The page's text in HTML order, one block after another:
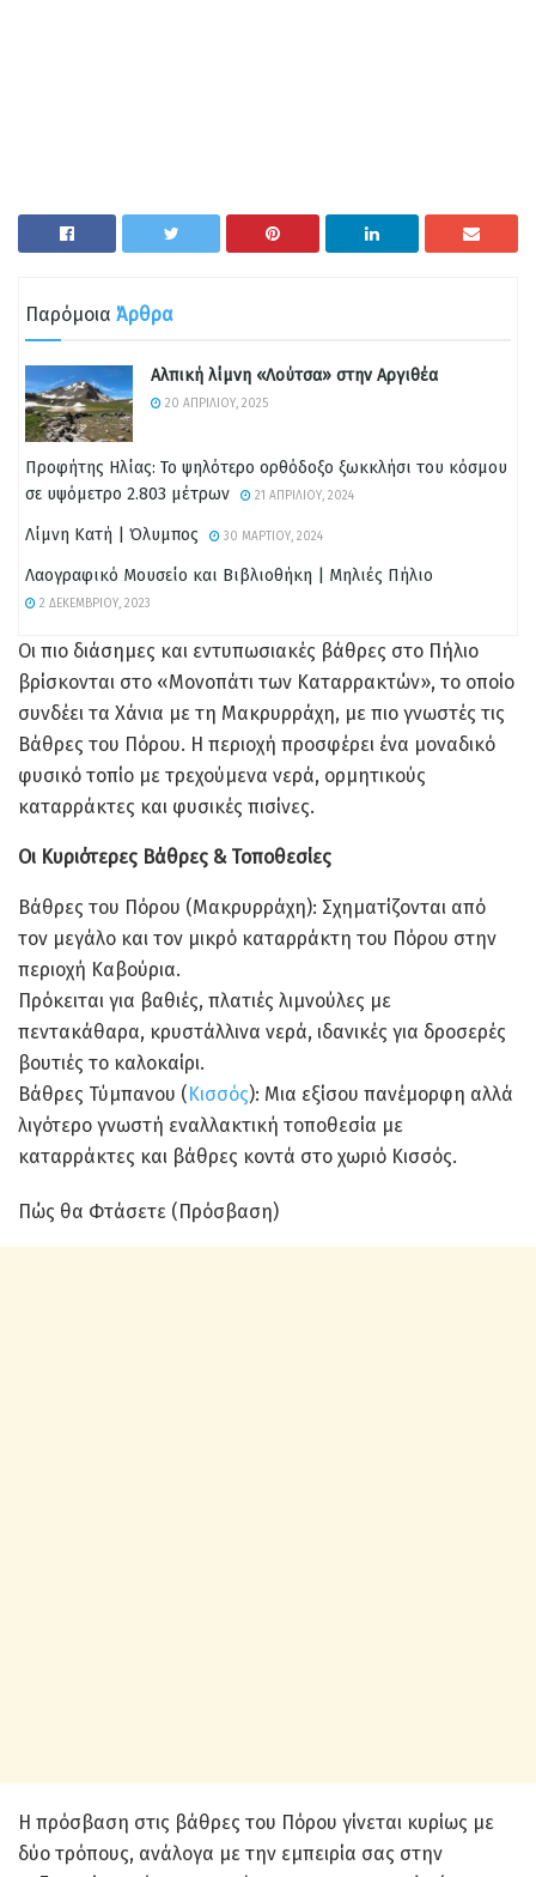
Παρόμοια Άρθρα
Αλπική λίμνη «Λούτσα» στην Αργιθέα
20 ΑΠΡΙΛΊΟΥ, 2025
Προφήτης Ηλίας: Το ψηλότερο ορθόδοξο ξωκκλήσι του κόσμου
σε υψόμετρο 2.803 μέτρων
21 ΑΠΡΙΛΊΟΥ, 2024
Λίμνη Κατή | Όλυμπος 30 ΜΑΡΤΊΟΥ, 2024
Λαογραφικό Μουσείο και Βιβλιοθήκη | Μηλιές Πήλιο
2 ΔΕΚΕΜΒΡΊΟΥ, 2023
Οι πιο διάσημες και εντυπωσιακές βάθρες στο Πήλιο
βρίσκονται στο «Μονοπάτι των Καταρρακτών», το οποίο
συνδέει τα Χάνια με τη Μακρυρράχη, με πιο γνωστές τις
Βάθρες του Πόρου. Η περιοχή προσφέρει ένα μοναδικό
φυσικό τοπίο με τρεχούμενα νερά, ορμητικούς
καταρράκτες και φυσικές πισίνες.
Οι Κυριότερες Βάθρες & Τοποθεσίες
Βάθρες του Πόρου (Μακρυρράχη): Σχηματίζονται από
τον μεγάλο και τον μικρό καταρράκτη του Πόρου στην
περιοχή Καβούρια.
Πρόκειται για βαθιές, πλατιές λιμνούλες με
πεντακάθαρα, κρυστάλλινα νερά, ιδανικές για δροσερές
βουτιές το καλοκαίρι.
Βάθρες Τύμπανου (Κισσός): Μια εξίσου πανέμορφη αλλά
λιγότερο γνωστή εναλλακτική τοποθεσία με
καταρράκτες και βάθρες κοντά στο χωριό Κισσός.
Πώς θα Φτάσετε (Πρόσβαση)
Η πρόσβαση στις βάθρες του Πόρου γίνεται κυρίως με
δύο τρόπους, ανάλογα με την εμπειρία σας στην